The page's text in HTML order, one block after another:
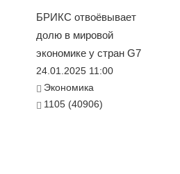
БРИКС отвоёвывает
долю в мировой
экономике у стран G7
24.01.2025 11:00
Экономика
1105 (40906)